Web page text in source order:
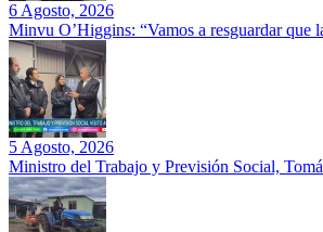
6 Agosto, 2026
Minvu O’Higgins: “Vamos a resguardar que
5 Agosto, 2026
Ministro del Trabajo y Previsión Social,